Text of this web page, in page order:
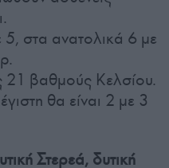
5, στα ανατολικά 6 με
βαθμούς Κελσίου.
θα είναι 2 με 3
Στερεά, δυτική